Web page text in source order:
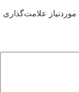
علامت‌گذاری